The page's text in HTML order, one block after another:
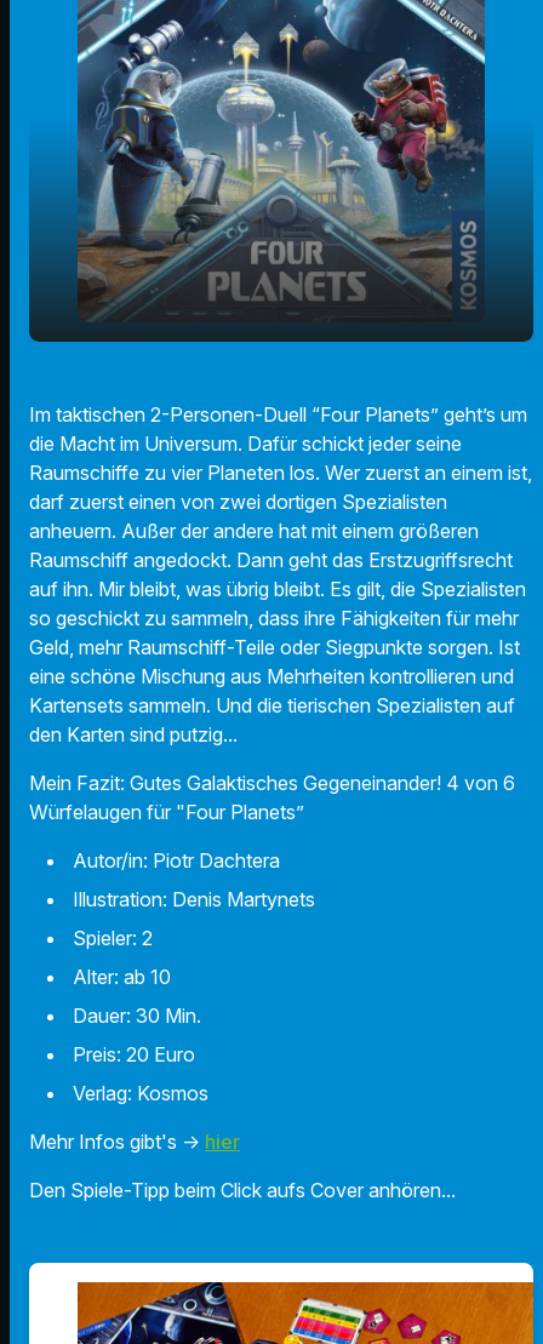
Im taktischen 2-Personen-Duell “Four Planets” geht’s um
die Macht im Universum. Dafür schickt jeder seine
Raumschiffe zu vier Planeten los. Wer zuerst an einem ist,
darf zuerst einen von zwei dortigen Spezialisten
anheuern. Außer der andere hat mit einem größeren
Raumschiff angedockt. Dann geht das Erstzugriffsrecht
auf ihn. Mir bleibt, was übrig bleibt. Es gilt, die Spezialisten
so geschickt zu sammeln, dass ihre Fähigkeiten für mehr
Geld, mehr Raumschiff-Teile oder Siegpunkte sorgen. Ist
eine schöne Mischung aus Mehrheiten kontrollieren und
Kartensets sammeln. Und die tierischen Spezialisten auf
den Karten sind putzig...
Mein Fazit: Gutes Galaktisches Gegeneinander! 4 von 6
Würfelaugen für "Four Planets”
Autor/in: Piotr Dachtera
Illustration: Denis Martynets
Spieler: 2
Alter: ab 10
Dauer: 30 Min.
Preis: 20 Euro
Verlag: Kosmos
Mehr Infos gibt's -> hier
Den Spiele-Tipp beim Click aufs Cover anhören...